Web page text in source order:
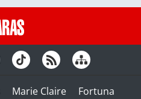
Marie Claire
Fortuna